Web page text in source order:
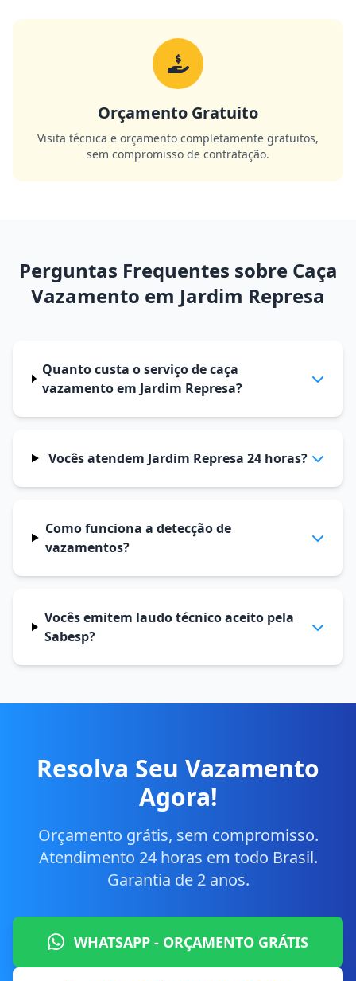
Orçamento Gratuito
Visita técnica e orçamento completamente gratuitos,
sem compromisso de contratação.
Perguntas Frequentes sobre Caça
Vazamento em Jardim Represa
Quanto custa o serviço de caça
vazamento em Jardim Represa?
Vocês atendem Jardim Represa 24 horas?
Como funciona a detecção de
vazamentos?
Vocês emitem laudo técnico aceito pela
Sabesp?
Resolva Seu Vazamento
Agora!
Orçamento grátis, sem compromisso.
Atendimento 24 horas em todo Brasil.
Garantia de 2 anos.
WHATSAPP - ORÇAMENTO GRÁTIS